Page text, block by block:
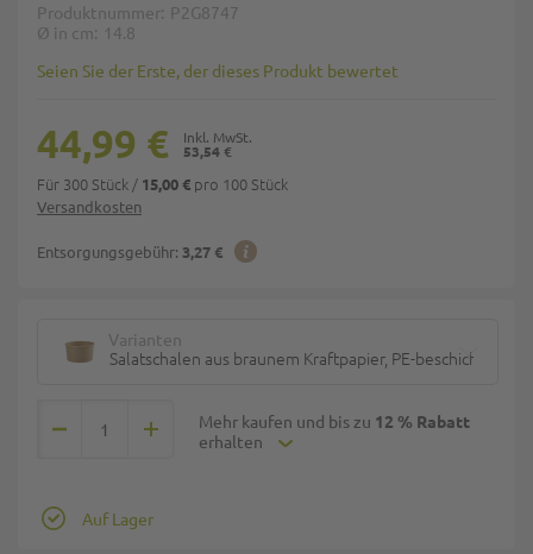
Produktnummer P2G8747
Ø in cm
14.8
Seien Sie der Erste, der dieses Produkt bewertet
Versandkosten
Entsorgungsgebühr: 3,27 €
53,54 €
44,99 €
Für 300 Stück / 15,00 € pro 100 Stück
Varianten
Salatschalen aus braunem Kraftpapier, PE-beschichtet
Mehr kaufen und bis zu 12 % Rabatt
erhalten
Auf Lager